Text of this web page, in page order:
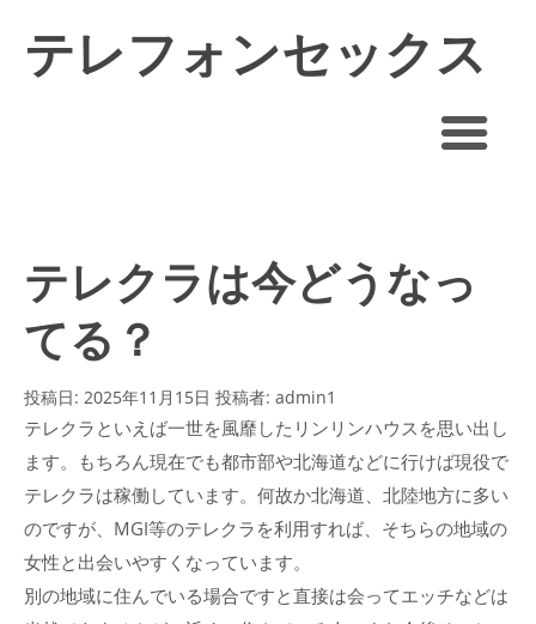
テレフォンセックス
できるオナ電アプリ
テレクラは今どうなっ
てる？
投稿日: 2025年11月15日 投稿者: admin1
テレクラといえば一世を風靡したリンリンハウスを思い出し
ます。もちろん現在でも都市部や北海道などに行けば現役で
テレクラは稼働しています。何故か北海道、北陸地方に多い
のですが、MGI等のテレクラを利用すれば、そちらの地域の
女性と出会いやすくなっています。
別の地域に住んでいる場合ですと直接は会ってエッチなどは